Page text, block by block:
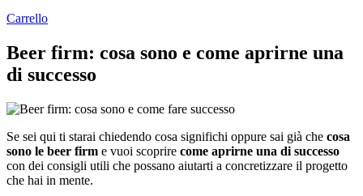
Carrello
Beer firm: cosa sono e come aprirne una
di successo
Se sei qui ti starai chiedendo cosa significhi oppure sai già che cosa
sono le beer firm e vuoi scoprire come aprirne una di successo
con dei consigli utili che possano aiutarti a concretizzare il progetto
che hai in mente.